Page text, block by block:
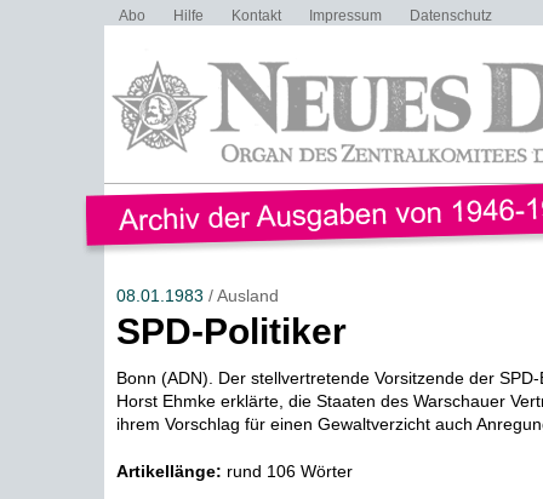
Abo Hilfe Kontakt Impressum Datenschutz
08.01.1983 / Ausland
SPD-Politiker
Bonn (ADN). Der stellvertretende Vorsitzende der
Horst Ehmke erklärte, die Staaten des Warschauer
ihrem Vorschlag für einen Gewaltverzicht auch
Artikellänge: rund 106 Wörter